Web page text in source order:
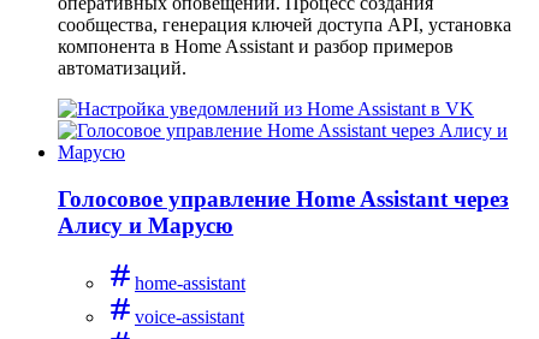
сообщества, генерация ключей доступа API, установка
компонента в Home Assistant и разбор примеров
автоматизаций.
Голосовое управление Home Assistant через
Алису и Марусю
home-assistant
voice-assistant